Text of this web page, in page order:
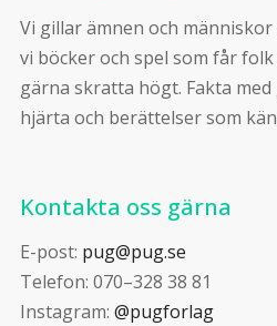
Vi gillar ämnen och
vi böcker och spel som får
gärna skratta högt. Fakta
hjärta och berättelser som
Kontakta oss gärna
E-post: pug@pug.se
Telefon: 070–328 38 81
Instagram: @pugforlag